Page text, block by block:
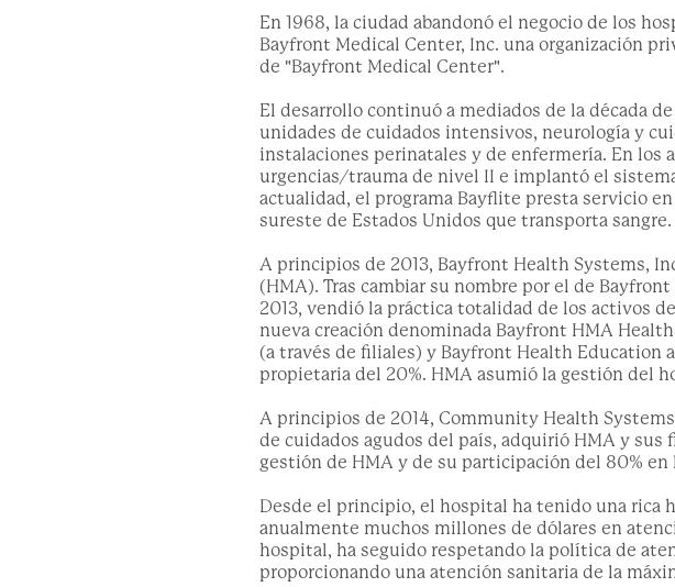
En 1968, la ciudad abandonó el negocio de los
Bayfront Medical Center, Inc. una organización
de "Bayfront Medical Center".
El desarrollo continuó a mediados de la década
unidades de cuidados intensivos, neurología y
instalaciones perinatales y de enfermería. En los
urgencias/trauma de nivel II e implantó el
actualidad, el programa Bayflite presta servicio
sureste de Estados Unidos que transporta sangre.
A principios de 2013, Bayfront Health Systems,
(HMA). Tras cambiar su nombre por el de
2013, vendió la práctica totalidad de los activos
nueva creación denominada Bayfront HMA
(a través de filiales) y Bayfront Health Education
propietaria del 20%. HMA asumió la gestión del
A principios de 2014, Community Health
de cuidados agudos del país, adquirió HMA y
gestión de HMA y de su participación del 80% en
Desde el principio, el hospital ha tenido una rica
anualmente muchos millones de dólares en
hospital, ha seguido respetando la política de
proporcionando una atención sanitaria de la